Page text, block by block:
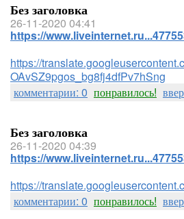
Без заголовка
26-11-2020 04:41
https://
https://
OAvSZ9pgos_bg8fj4dfPv7hSng
комментарии: 0 понравилось!
Без заголовка
26-11-2020 04:39
https://
https://
комментарии: 0 понравилось!